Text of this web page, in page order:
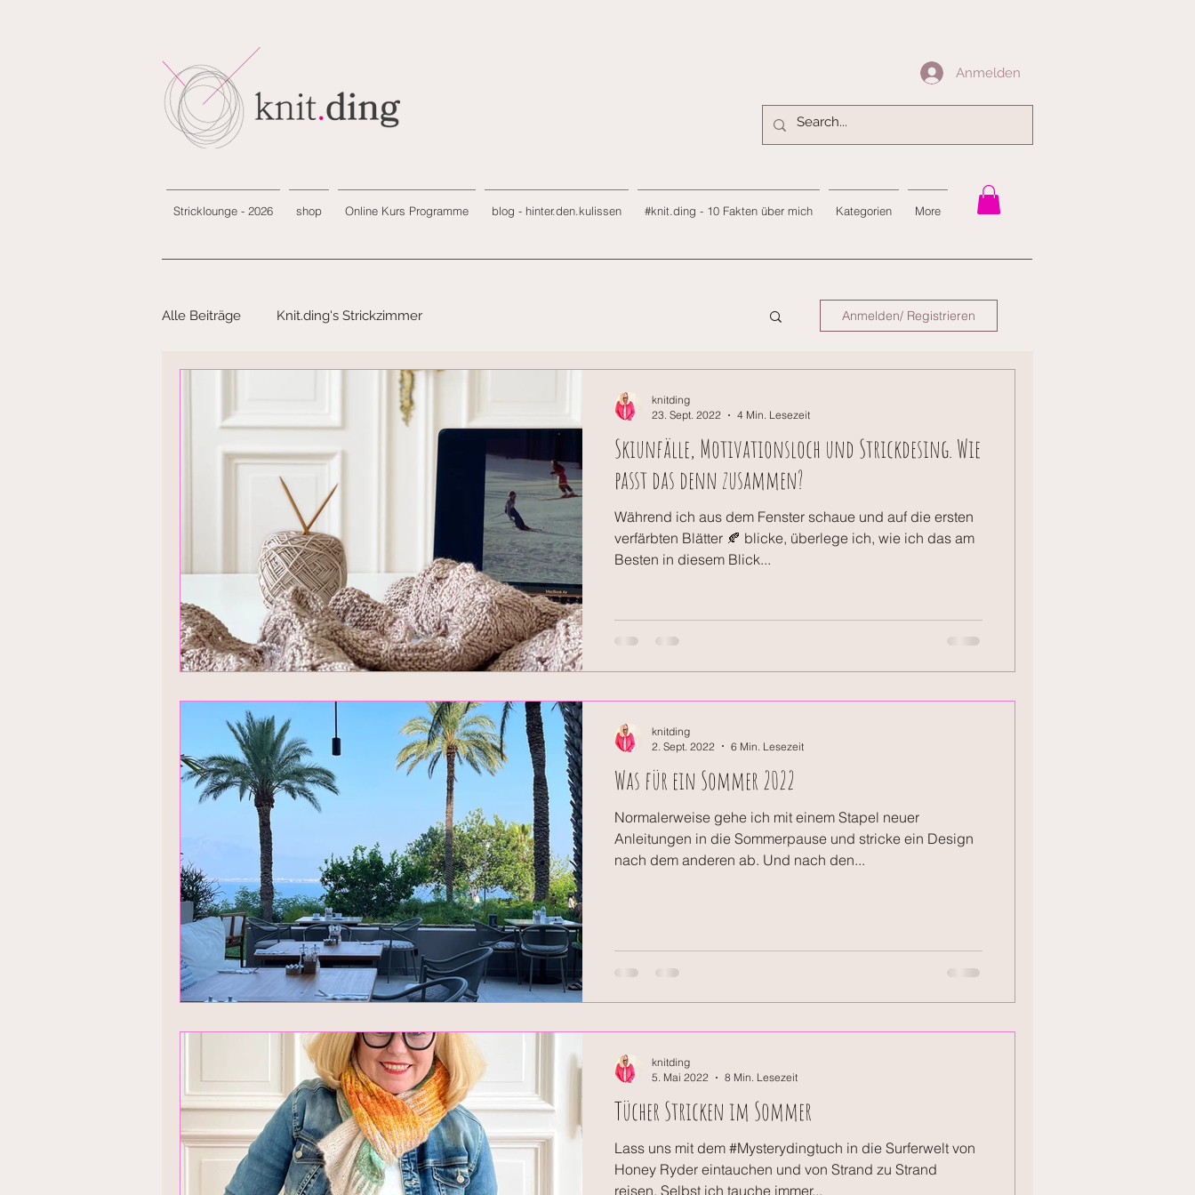
Anmelden
Stricklounge - 2026 shop Online Kurs Programme blog - hinter.den.kulissen #knit.ding - 10 Fakten über mich Kategorien More
Alle Beiträge Knit.ding's Strickzimmer Anmelden/ Registrieren
Skiunfälle, Motivationsloch und Strickdesing. Wie
passt das denn zusammen?
Während ich aus dem Fenster schaue und auf die ersten
verfärbten Blätter 🍂 blicke, überlege ich, wie ich das am
Besten in diesem Blick...
knitding
23. Sept. 2022
4 Min. Lesezeit
Was für ein Sommer 2022
Normalerweise gehe ich mit einem Stapel neuer
Anleitungen in die Sommerpause und stricke ein Design
nach dem anderen ab. Und nach den...
knitding
2. Sept. 2022
6 Min. Lesezeit
Tücher Stricken im Sommer
Lass uns mit dem #Mysterydingtuch in die Surferwelt von
Honey Ryder eintauchen und von Strand zu Strand
reisen. Selbst ich tauche immer...
knitding
5. Mai 2022
8 Min. Lesezeit